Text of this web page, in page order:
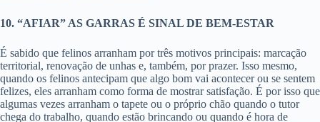
10. “AFIAR” AS GARRAS É SINAL DE BEM-ESTAR
É sabido que felinos arranham por três motivos principais: marcação
territorial, renovação de unhas e, também, por prazer. Isso mesmo,
quando os felinos antecipam que algo bom vai acontecer ou se sentem
felizes, eles arranham como forma de mostrar satisfação. É por isso que
algumas vezes arranham o tapete ou o próprio chão quando o tutor
chega do trabalho, quando estão brincando ou quando é hora de